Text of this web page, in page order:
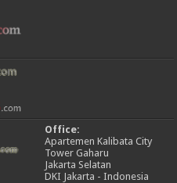
Office:
Apartemen Kalibata City
Tower Gaharu
Jakarta Selatan
DKI Jakarta - Indonesia